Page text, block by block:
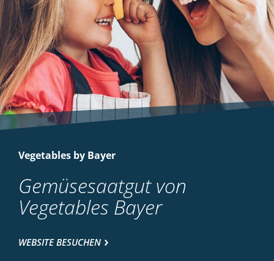
Vegetables by Bayer
Gemüsesaatgut von
Vegetables Bayer
WEBSITE BESUCHEN